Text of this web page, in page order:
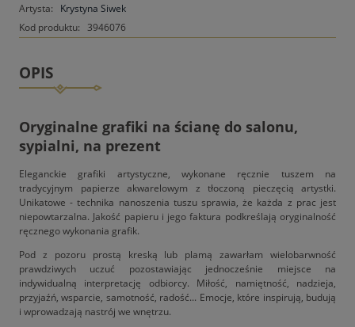
Artysta:
Krystyna Siwek
Kod produktu: 3946076
OPIS
Oryginalne grafiki na ścianę do salonu,
sypialni, na prezent
Eleganckie grafiki artystyczne, wykonane ręcznie tuszem na
tradycyjnym papierze akwarelowym z tłoczoną pieczęcią artystki.
Unikatowe - technika nanoszenia tuszu sprawia, że każda z prac jest
niepowtarzalna. Jakość papieru i jego faktura podkreślają oryginalność
ręcznego wykonania grafik.
Pod z pozoru prostą kreską lub plamą zawarłam wielobarwność
prawdziwych uczuć pozostawiając jednocześnie miejsce na
indywidualną interpretację odbiorcy. Miłość, namiętność, nadzieja,
przyjaźń, wsparcie, samotność, radość... Emocje, które inspirują, budują
i wprowadzają nastrój we wnętrzu.